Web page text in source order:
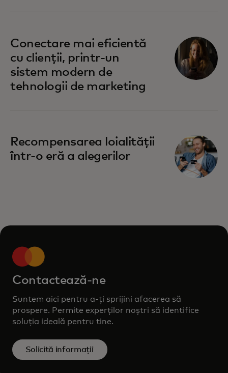
Conectare mai eficientă
cu clienții, printr-un
sistem modern de
tehnologii de marketing
opens in a new tab
Recompensarea loialității
într-o eră a alegerilor
opens in a new tab
Contactează-ne
Suntem aici pentru a-ți sprijini afacerea să
prospere. Permite experților noștri să identifice
soluția ideală pentru tine.
Solicită informații